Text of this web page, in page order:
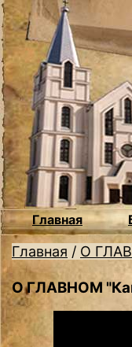
Главная
Главная / О
О ГЛАВНОМ